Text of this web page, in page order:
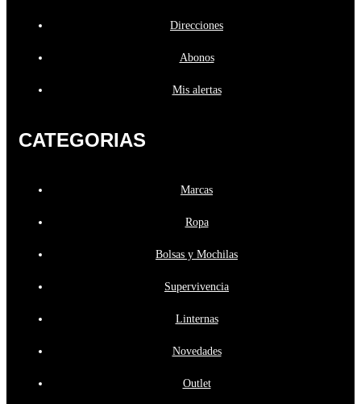
Direcciones
Abonos
Mis alertas
CATEGORIAS
Marcas
Ropa
Bolsas y Mochilas
Supervivencia
Linternas
Novedades
Outlet